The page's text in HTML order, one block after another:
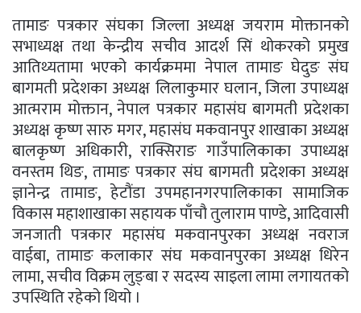
तामाङ पत्रकार संघका जिल्ला अध्यक्ष जयराम मोक्तानको
सभाध्यक्ष तथा केन्द्रीय सचीव आदर्श सिं थोकरको प्रमुख
आतिथ्यतामा भएको कार्यक्रममा नेपाल तामाङ घेदुङ संघ
बागमती प्रदेशका अध्यक्ष लिलाकुमार घलान, जिला उपाध्यक्ष
आत्मराम मोक्तान, नेपाल पत्रकार महासंघ बागमती प्रदेशका
अध्यक्ष कृष्ण सारु मगर, महासंघ मकवानपुर शाखाका अध्यक्ष
बालकृष्ण अधिकारी, राक्सिराङ गाउँपालिकाका उपाध्यक्ष
वनस्तम थिङ, तामाङ पत्रकार संघ बागमती प्रदेशका अध्यक्ष
ज्ञानेन्द्र तामाङ, हेटौंडा उपमहानगरपालिकाका सामाजिक
विकास महाशाखाका सहायक पाँचौ तुलाराम पाण्डे, आदिवासी
जनजाती पत्रकार महासंघ मकवानपुरका अध्यक्ष नवराज
वाईबा, तामाङ कलाकार संघ मकवानपुरका अध्यक्ष धिरेन
लामा, सचीव विक्रम लुङ्बा र सदस्य साइला लामा लगायतको
उपस्थिति रहेको थियो ।